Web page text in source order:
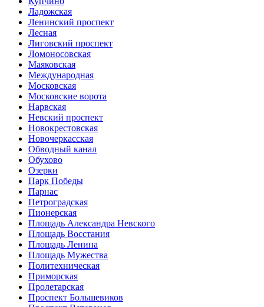
Ладожская
Ленинский проспект
Лесная
Лиговский проспект
Ломоносовская
Маяковская
Международная
Московская
Московские ворота
Нарвская
Невский проспект
Новокрестовская
Новочеркасская
Обводный канал
Обухово
Озерки
Парк Победы
Парнас
Петроградская
Пионерская
Площадь Александра Невского
Площадь Восстания
Площадь Ленина
Площадь Мужества
Политехническая
Приморская
Пролетарская
Проспект Большевиков